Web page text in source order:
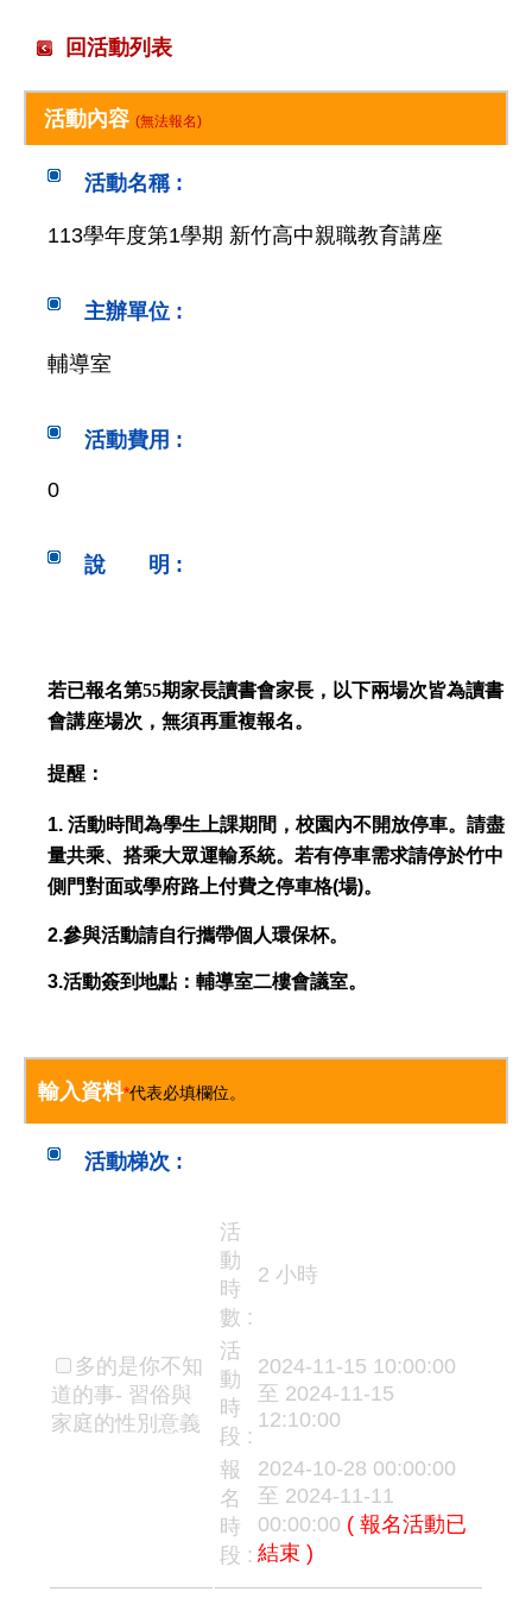
回活動列表
活動內容 (無法報名)
活動名稱 :
113學年度第1學期 新竹高中親職教育講座
主辦單位 :
輔導室
活動費用 :
0
說 明 :
若已報名第55期家長讀書會家長，以下兩場次皆為讀書
會講座場次，無須再重複報名。
提醒：
1. 活動時間為學生上課期間，校園內不開放停車。請盡
量共乘、搭乘大眾運輸系統。若有停車需求請停於竹中
側門對面或學府路上付費之停車格(場)。
2.參與活動請自行攜帶個人環保杯。
3.活動簽到地點：輔導室二樓會議室。
輸入資料*代表必填欄位。
活動梯次 :
多的是你不知
道的事- 習俗與
家庭的性別意義
活
動
時
數 :
2 小時
活
動
時
段 :
2024-11-15 10:00:00
至 2024-11-15
12:10:00
報
名
時
段 :
2024-10-28 00:00:00
至 2024-11-11
00:00:00 ( 報名活動已
結束 )